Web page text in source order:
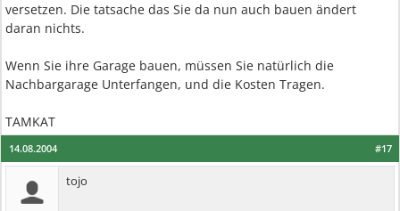
versetzen. Die tatsache das Sie da nun auch bauen ändert
daran nichts.
Wenn Sie ihre Garage bauen, müssen Sie natürlich die
Nachbargarage Unterfangen, und die Kosten Tragen.
TAMKAT
#17
14.08.2004
tojo